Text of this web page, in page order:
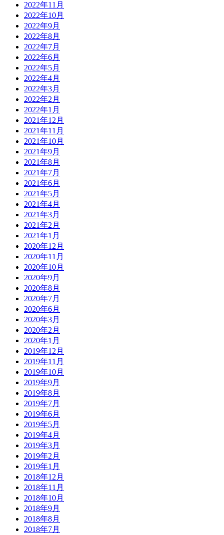
2022年11月
2022年10月
2022年9月
2022年8月
2022年7月
2022年6月
2022年5月
2022年4月
2022年3月
2022年2月
2022年1月
2021年12月
2021年11月
2021年10月
2021年9月
2021年8月
2021年7月
2021年6月
2021年5月
2021年4月
2021年3月
2021年2月
2021年1月
2020年12月
2020年11月
2020年10月
2020年9月
2020年8月
2020年7月
2020年6月
2020年3月
2020年2月
2020年1月
2019年12月
2019年11月
2019年10月
2019年9月
2019年8月
2019年7月
2019年6月
2019年5月
2019年4月
2019年3月
2019年2月
2019年1月
2018年12月
2018年11月
2018年10月
2018年9月
2018年8月
2018年7月